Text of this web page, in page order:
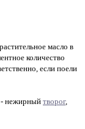
масло в
количество
если поели
- нежирный творог,